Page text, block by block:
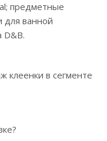
предметные
для ванной
D&B.
клеенки в сегменте